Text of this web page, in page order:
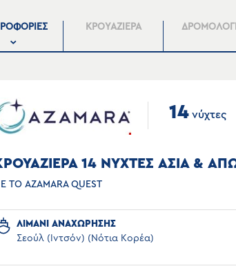
ΚΡΟΥΑΖΙΕΡΑ
14 νύχτες
14 ΝΥΧΤΕΣ ΑΣΙΑ &
ΤΟ AZAMARA QUEST
ΛΙΜΑΝΙ ΑΝΑΧΩΡΗΣΗΣ
Σεούλ (Ιντσόν) (Νότια Κορέα)